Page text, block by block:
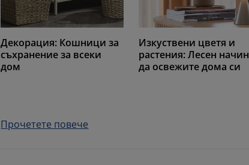
Декорация: Кошници за
съхранение за всеки
дом
Изкуствени цветя и
растения: Лесен начин
да освежите дома си
Прочетете повече